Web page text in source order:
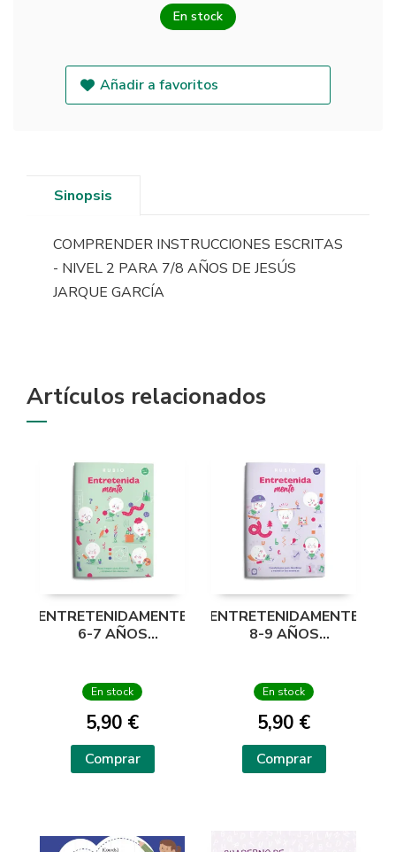
En stock
Añadir a favoritos
Sinopsis
COMPRENDER INSTRUCCIONES ESCRITAS
- NIVEL 2 PARA 7/8 AÑOS DE JESÚS
JARQUE GARCÍA
Artículos relacionados
ENTRETENIDAMENTE
6-7 AÑOS
En stock
5,90 €
Comprar
ENTRETENIDAMENTE
8-9 AÑOS
En stock
5,90 €
Comprar